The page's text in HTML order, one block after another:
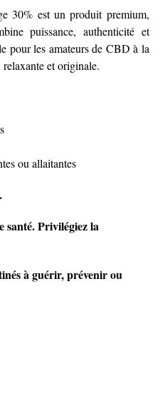
30% est un produit premium,
puissance, authenticité et
pour les amateurs de CBD à la
et originale.
ou allaitantes
Privilégiez la
à guérir, prévenir ou